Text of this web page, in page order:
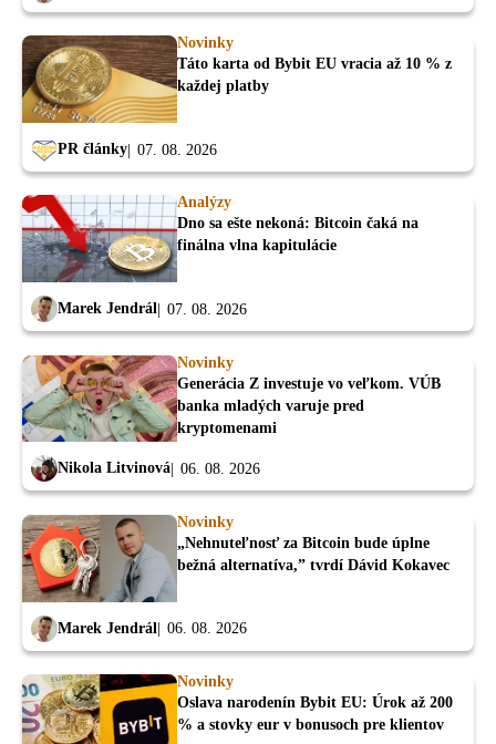
Novinky
Táto karta od Bybit EU vracia až 10 % z
každej platby
PR články 07. 08. 2026
Analýzy
Dno sa ešte nekoná: Bitcoin čaká na
finálna vlna kapitulácie
Marek Jendrál 07. 08. 2026
Novinky
Generácia Z investuje vo veľkom. VÚB
banka mladých varuje pred
kryptomenami
Nikola Litvinová 06. 08. 2026
Novinky
„Nehnuteľnosť za Bitcoin bude úplne
bežná alternatíva,” tvrdí Dávid Kokavec
Marek Jendrál 06. 08. 2026
Novinky
Oslava narodenín Bybit EU: Úrok až 200
% a stovky eur v bonusoch pre klientov